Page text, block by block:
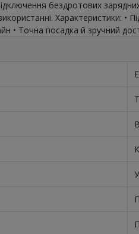
бездротових
Характеристики: •
• Точна посадка й зручний